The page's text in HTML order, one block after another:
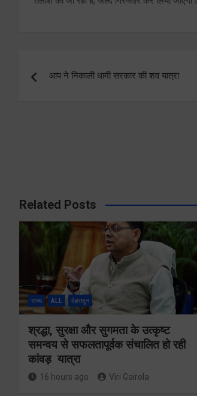
navigation
आप ने निकाली धामी सरकार की शव यात्रा
Related Posts
राज्य ALL देहरादून
श्रद्धा, सुरक्षा और सुगमता के उत्कृष्ट
समन्वय से सफलतापूर्वक संचालित हो रही
कांवड़ यात्रा
16 hours ago Viri Gairola